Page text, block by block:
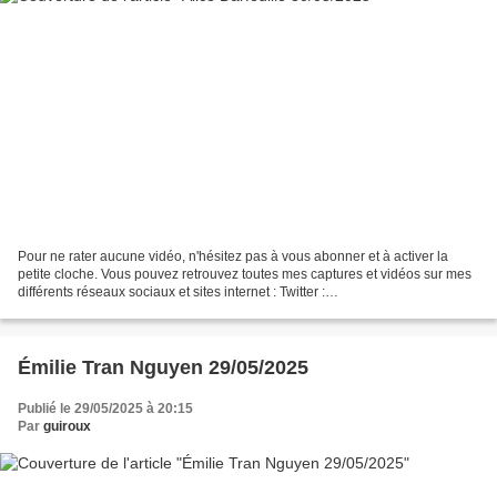
Pour ne rater aucune vidéo, n'hésitez pas à vous abonner et à activer la
petite cloche. Vous pouvez retrouvez toutes mes captures et vidéos sur mes
différents réseaux sociaux et sites internet : Twitter :
https://www.facebook.com/capsdeguiroux/...
Émilie Tran Nguyen 29/05/2025
Publié le 29/05/2025 à 20:15
Par guiroux